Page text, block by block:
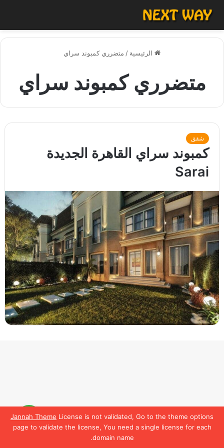
Jannah Theme License is not validated, Go to the theme options
page to validate the license, You need a single license for each
domain name.
الرئيسية / متضرري كمبوند سراي
متضرري كمبوند سراي
شقق
كمبوند سراي القاهرة الجديدة
Sarai
لمعرفة تفاصيل أكترتواصل
معنا